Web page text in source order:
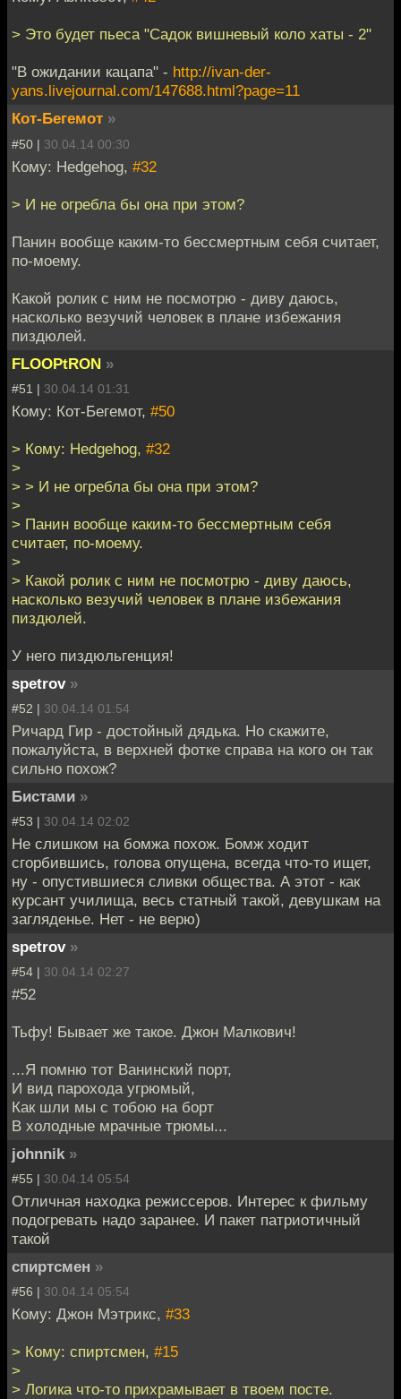
> Это будет пьеса "Садок вишневый коло хаты - 2"
"В ожидании кацапа" - http://ivan-der-
yans.livejournal.com/147688.html?page=11
Кот-Бегемот »
#50 | 30.04.14 00:30
Кому: Hedgehog, #32
> И не огребла бы она при этом?
Панин вообще каким-то бессмертным себя считает,
по-моему.
Какой ролик с ним не посмотрю - диву даюсь,
насколько везучий человек в плане избежания
пиздюлей.
FLOOPtRON »
#51 | 30.04.14 01:31
Кому: Кот-Бегемот, #50
> Кому: Hedgehog, #32
>
> > И не огребла бы она при этом?
>
> Панин вообще каким-то бессмертным себя
считает, по-моему.
>
> Какой ролик с ним не посмотрю - диву даюсь,
насколько везучий человек в плане избежания
пиздюлей.
У него пиздюльгенция!
spetrov »
#52 | 30.04.14 01:54
Ричард Гир - достойный дядька. Но скажите,
пожалуйста, в верхней фотке справа на кого он так
сильно похож?
Бистами »
#53 | 30.04.14 02:02
Не слишком на бомжа похож. Бомж ходит
сгорбившись, голова опущена, всегда что-то ищет,
ну - опустившиеся сливки общества. А этот - как
курсант училища, весь статный такой, девушкам на
загляденье. Нет - не верю)
spetrov »
#54 | 30.04.14 02:27
#52
Тьфу! Бывает же такое. Джон Малкович!
...Я помню тот Ванинский порт,
И вид парохода угрюмый,
Как шли мы с тобою на борт
В холодные мрачные трюмы...
johnnik »
#55 | 30.04.14 05:54
Отличная находка режиссеров. Интерес к фильму
подогревать надо заранее. И пакет патриотичный
такой
спиртсмен »
#56 | 30.04.14 05:54
Кому: Джон Мэтрикс, #33
> Кому: спиртсмен, #15
>
> Логика что-то прихрамывает в твоем посте.